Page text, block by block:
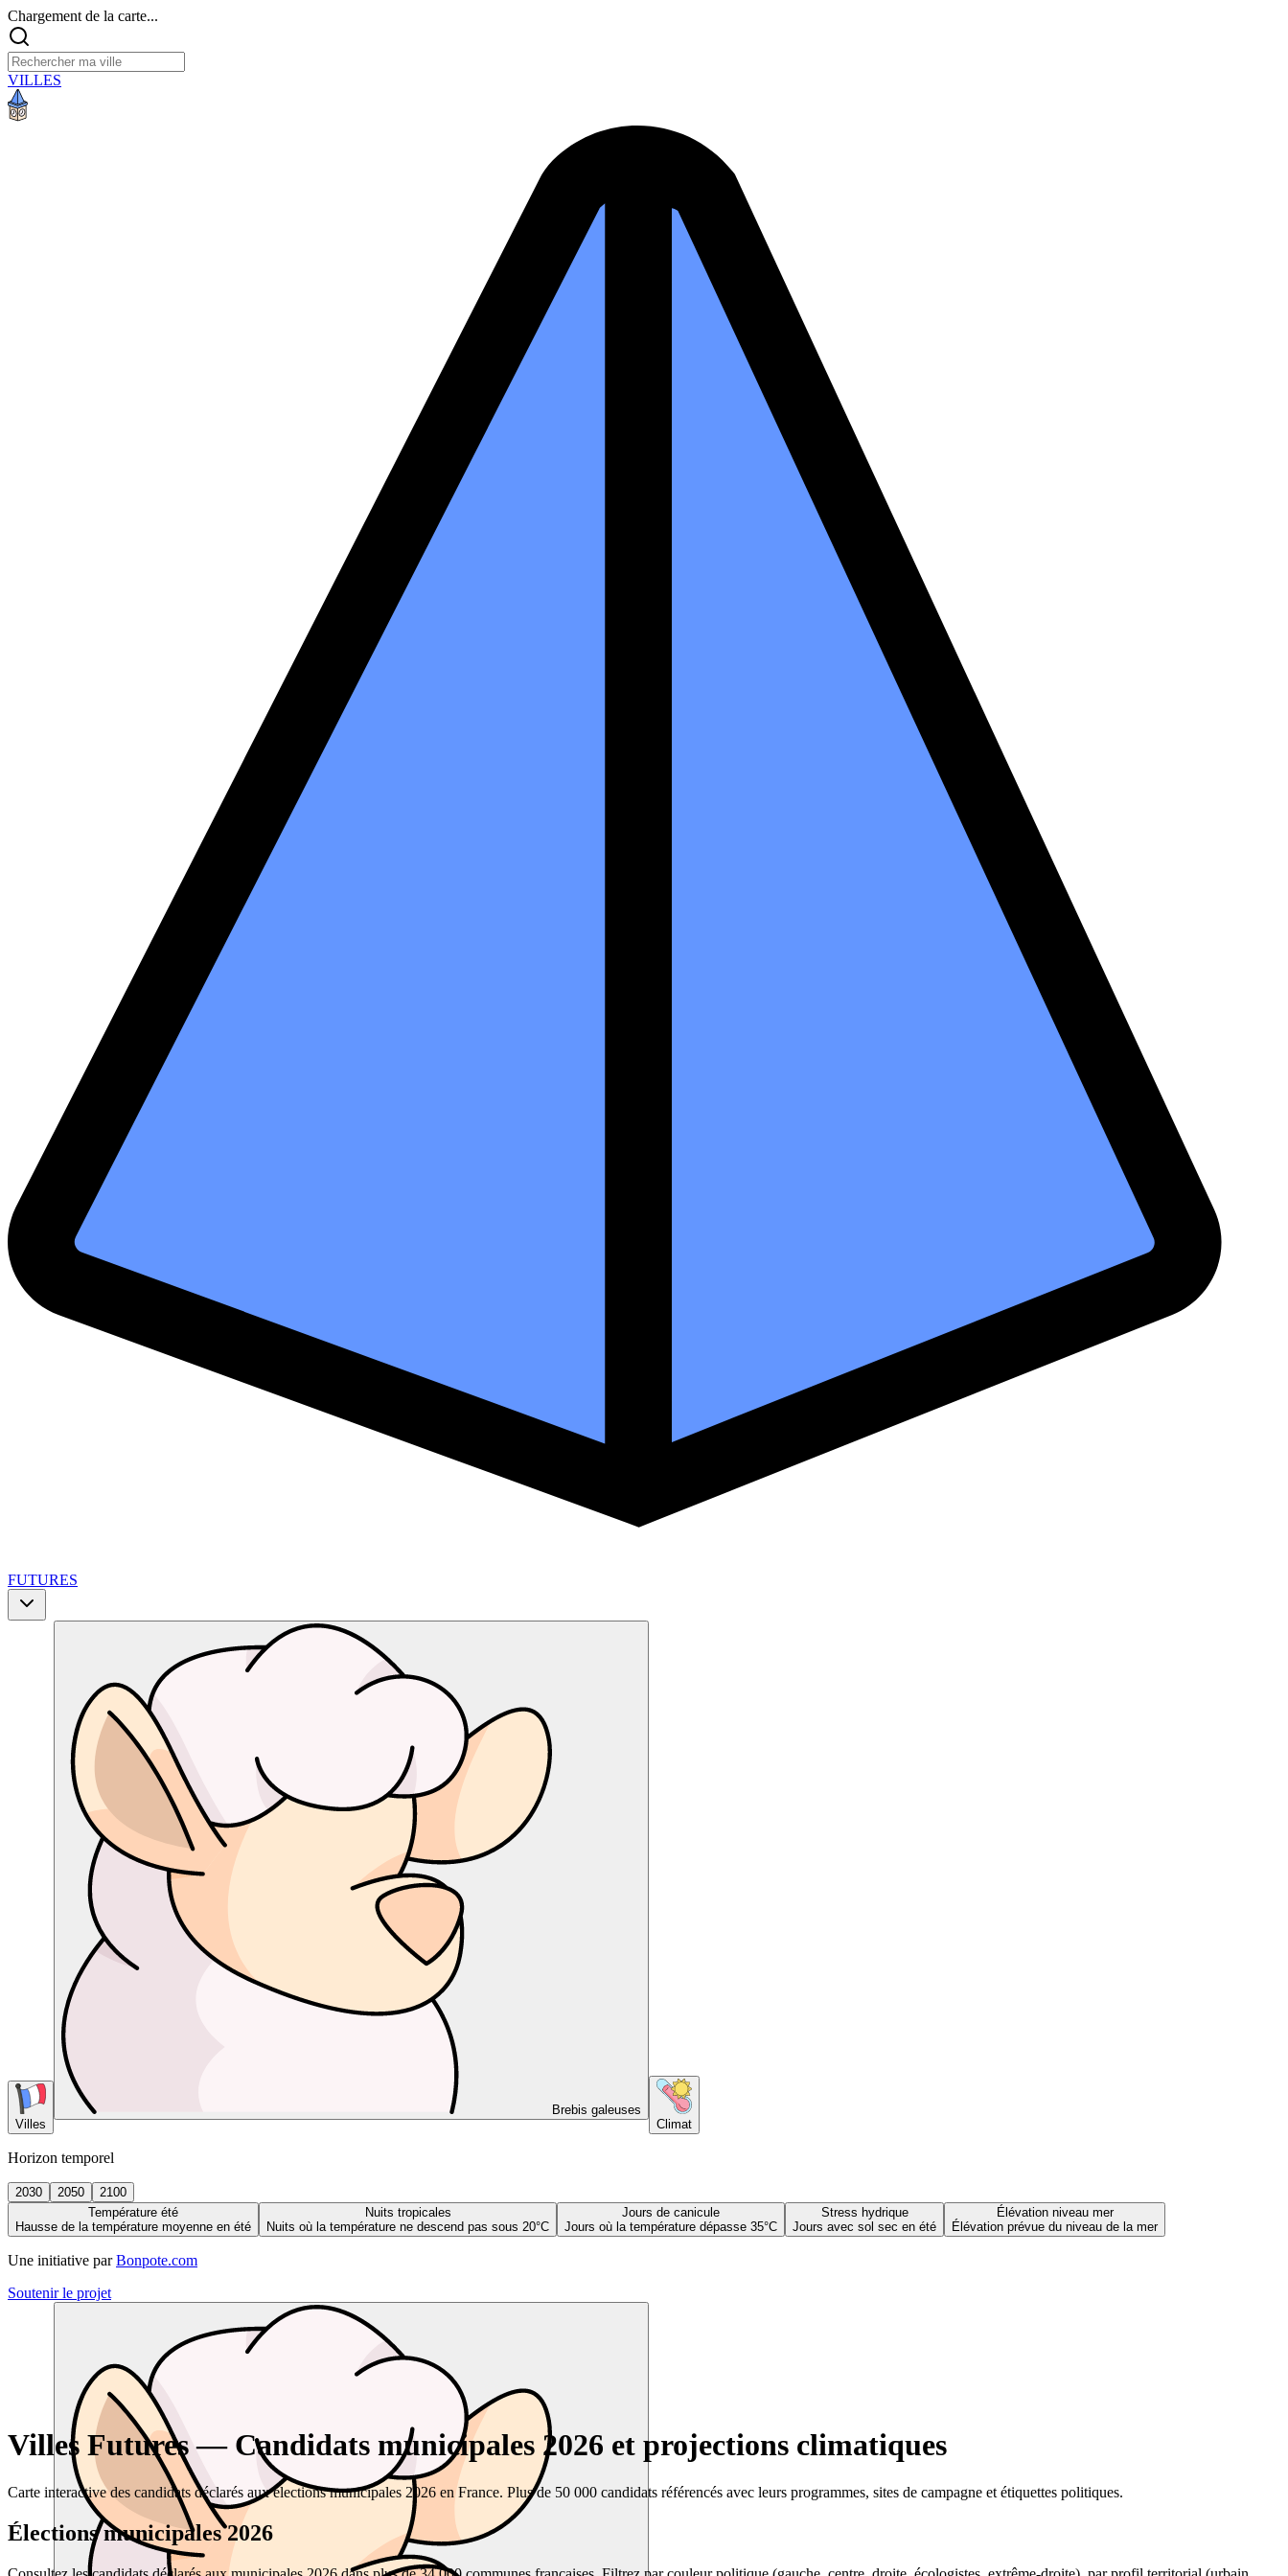
Chargement de la carte...
VILLES
FUTURES
Villes
Brebis galeuses
Climat
Horizon temporel
2030 2050
2100
Température été
Hausse de la température moyenne en été
Nuits tropicales
Nuits où la température ne descend pas sous 20°C
Jours de canicule
Jours où la température dépasse 35°C
Stress hydrique
Jours avec sol sec en été
Élévation niveau mer
Élévation prévue du niveau de la mer
Une initiative par Bonpote.com
Soutenir le projet
Villes Futures — Candidats municipales 2026 et projections climatiques
Carte interactive des candidats déclarés aux élections municipales 2026 en France. Plus de 50 000 candidats référencés avec leurs programmes, sites de campagne et étiquettes politiques.
Élections municipales 2026